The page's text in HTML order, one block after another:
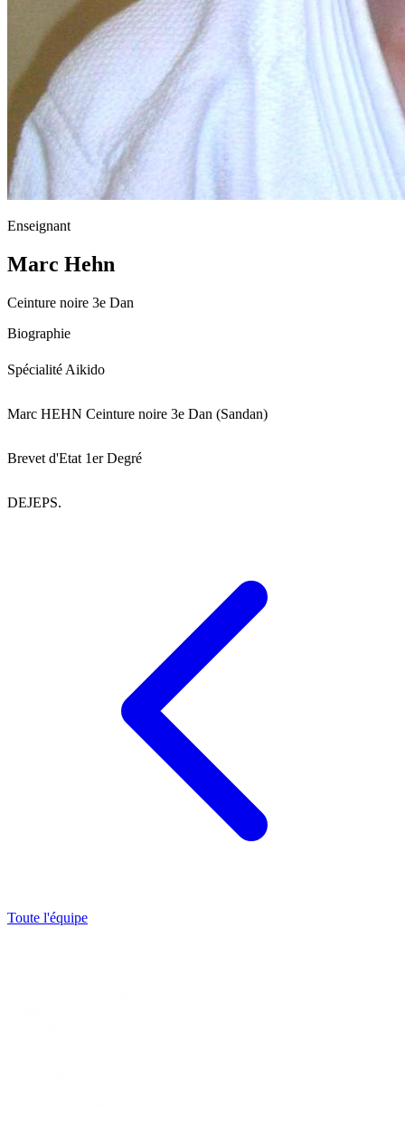
Enseignant
Marc Hehn
Ceinture noire 3e Dan
Biographie
Spécialité Aikido
Marc HEHN Ceinture noire 3e Dan (Sandan)
Brevet d'Etat 1er Degré
DEJEPS.
Toute l'équipe